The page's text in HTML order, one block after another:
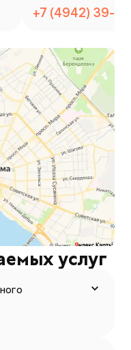
+7 (4942) 39-
услуг